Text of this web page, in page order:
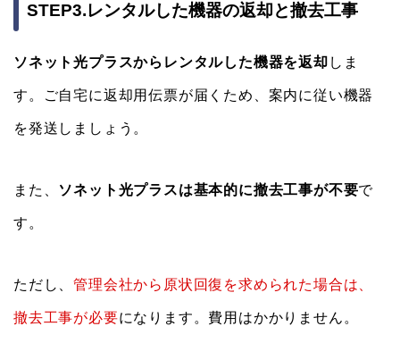
STEP3.レンタルした機器の返却と撤去工事
ソネット光プラスからレンタルした機器を返却 しま
す。ご自宅に返却用伝票が届くため、案内に従い機器
を発送しましょう。
また、 ソネット光プラスは基本的に撤去工事が不要で
す。
ただし、管理会社から原状回復を求められた場合は、
撤去工事が必要になります。費用はかかりません。